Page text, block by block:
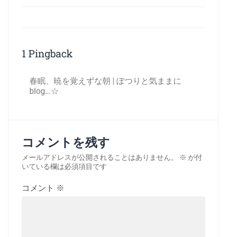
1 Pingback
春眠、暁を覚えずな朝 | ぽつりと気ままに
blog…☆
コメントを残す
メールアドレスが公開されることはありません。 ※ が付
いている欄は必須項目です
コメント ※